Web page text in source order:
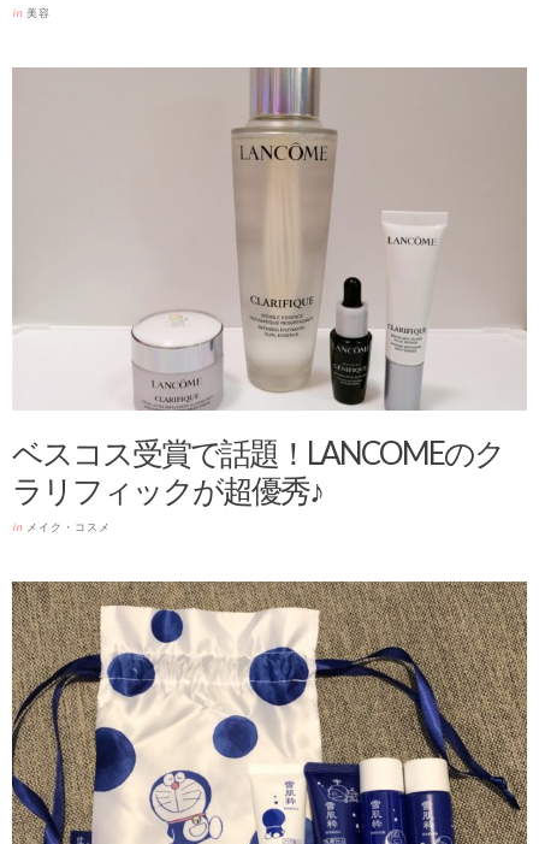
in 美容
ベスコス受賞で話題！LANCOMEのク
ラリフィックが超優秀♪
in メイク・コスメ